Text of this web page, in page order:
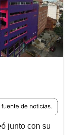
junto con su